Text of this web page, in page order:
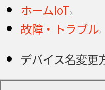
ホームIoT
故障・トラブル
デバイス名変更